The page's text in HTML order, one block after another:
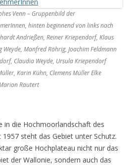
Venn – Gruppenbild der
hinten beginnend von links nach
Andrießen, Reiner Kriependorf, Klaus
Weyde, Manfred Röhrig, Joachim Feldmann
Claudia Weyde, Ursula Kriependorf
Karin Kühn, Clemens Müller Elke
Rautert
in die Hochmoorlandschaft des
steht das Gebiet unter Schutz.
große Hochplateau nicht nur das
der Wallonie, sondern auch das